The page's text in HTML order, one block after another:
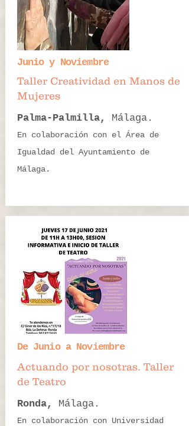
Junio y Noviembre
Taller Creatividad en Manos de
Mujeres
Palma-Palmilla, Málaga.
En colaboración con el Área de
Igualdad del Ayuntamiento de
Málaga.
De Junio a Noviembre
Actuando por nosotras. Taller
de Teatro
Ronda, Málaga.
En colaboración con Universidad